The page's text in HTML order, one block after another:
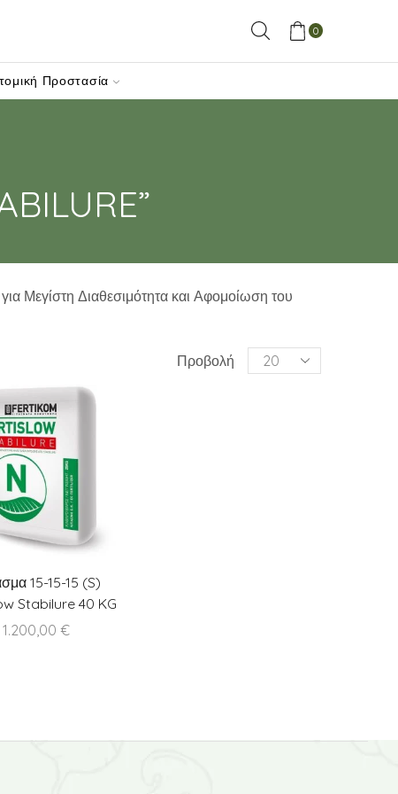
0
Προστασία
Μεγίστη Διαθεσιμότητα και Αφομοίωση του
Προβολή
Products
per
15-15-15 (S)
Stabilure 40 KG
1.200,00 €